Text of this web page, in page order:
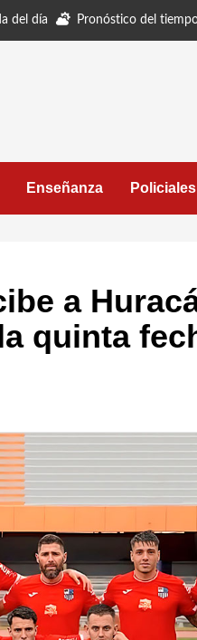
del día Pronóstico del
Enseñanza Policiales
a
quinta